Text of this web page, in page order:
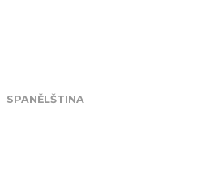
SPANĚLŠTINA